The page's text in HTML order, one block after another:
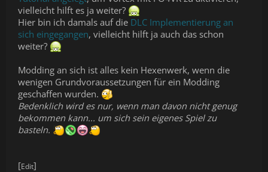
vielleicht hilft es ja weiter?
Hier bin ich damals auf die DLC Implementierung an
sich eingegangen, vielleicht hilft ja auch das schon
weiter?
Modding an sich ist alles kein Hexenwerk, wenn die
wenigen Grundvoraussetzungen für ein Modding
geschaffen wurden.
Bedenklich wird es nur, wenn man davon nicht genug
bekommen kann... um sich sein eigenes Spiel zu
basteln.
[Edit]